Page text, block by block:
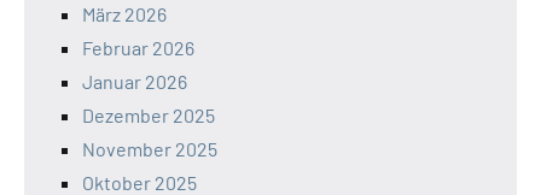
März 2026
Februar 2026
Januar 2026
Dezember 2025
November 2025
Oktober 2025